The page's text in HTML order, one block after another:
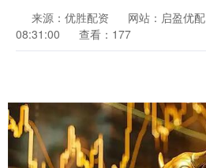
来源：优胜配资 网站：启盈优配
08:31:00
查看：177